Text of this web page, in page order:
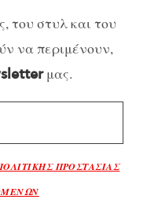
του στυλ και του
να περιμένουν,
μας.
ΠΡΟΣΤΑΣΙΑΣ